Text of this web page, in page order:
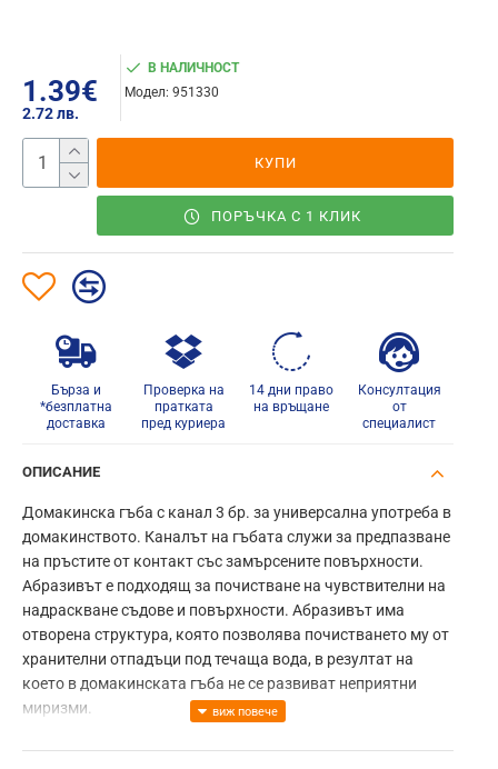
1.39€
2.72 лв.
В НАЛИЧНОСТ
Модел: 951330
КУПИ
ПОРЪЧКА С 1 КЛИК
Бърза и
*безплатна
доставка
Проверка на
пратката
пред куриера
14 дни право
на връщане
Консултация
от
специалист
ОПИСАНИЕ
Домакинска гъба с канал 3 бр. за универсална употреба в
домакинството. Каналът на гъбата служи за предпазване
на пръстите от контакт със замърсените повърхности.
Абразивът е подходящ за почистване на чувствителни на
надраскване съдове и повърхности. Абразивът има
отворена структура, която позволява почистването му от
хранителни отпадъци под течаща вода, в резултат на
което в домакинската гъба не се развиват неприятни
миризми.